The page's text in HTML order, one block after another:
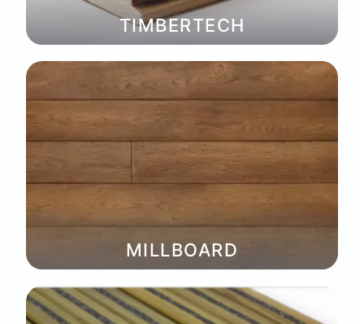
TIMBERTECH
MILLBOARD